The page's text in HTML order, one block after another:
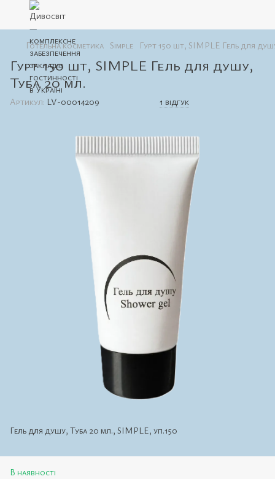
Готельна косметика Simple Гурт 150 шт, SIMPLE Гель для
Гурт 150 шт, SIMPLE Гель для душу,
Туба 20 мл.
Артикул: LV-00014209 1 відгук
Гель для душу, Туба 20 мл., SIMPLE, уп.150
В наявності